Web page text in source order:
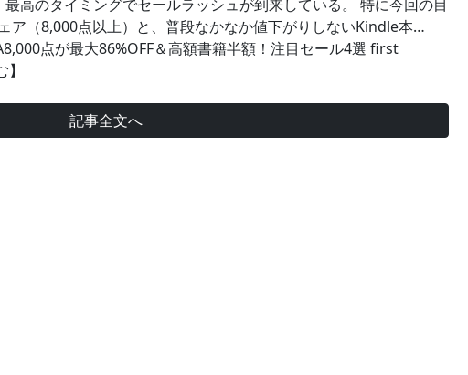
最高のタイミングでセールラッシュが到来している。 特に今回の目
ア（8,000点以上）と、普段なかなか値下がりしないKindle本…
点が最大86%OFF＆高額書籍半額！注目セール4選 first
記事全文へ